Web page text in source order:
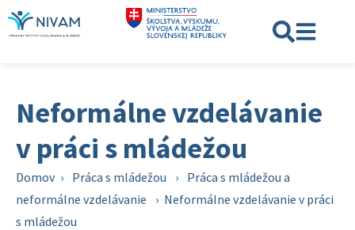
Neformálne vzdelávanie
v práci s mládežou
Domov › Práca s mládežou › Práca s mládežou a
neformálne vzdelávanie
› Neformálne vzdelávanie v práci
s mládežou